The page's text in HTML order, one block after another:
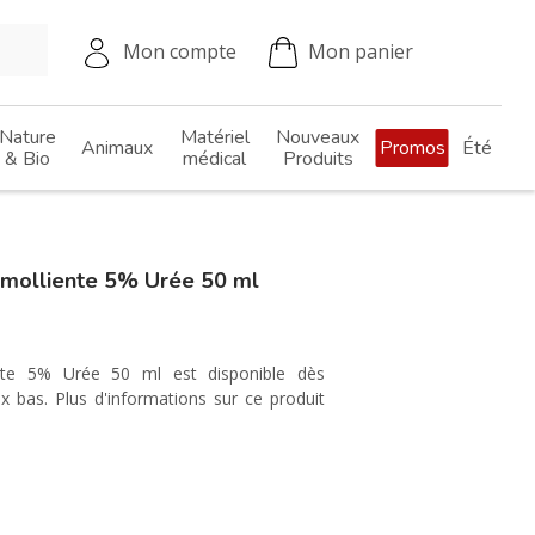
Mon compte Mon panier
& Bio
Animaux
Matériel
médical
Nouveaux
Produits
Promos Été
5% Urée 50 ml
5% Urée 50 ml est disponible dès
bas. Plus d'informations sur ce produit